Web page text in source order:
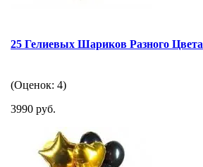
25 Гелиевых Шариков Разного Цвета
(Оценок: 4)
3990 руб.